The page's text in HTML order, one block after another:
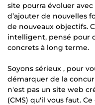
site pourra évoluer avec
d’ajouter de nouvelles
de nouveaux objectifs.
intelligent, pensé pour
concrets à long terme.
Soyons sérieux , pour
démarquer de la
n'est pas un site web
(CMS) qu'il vous faut.